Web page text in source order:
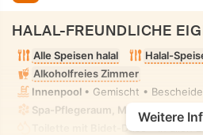
HALAL-FREUNDLICHE
Alle Speisen halal
Halal-
Alkoholfreies Zimmer
Innenpool • Gemischt •
Spa-Pflegeraum, Massage
•
Toilette mit Bidet-Düse
• In allen
Weitere